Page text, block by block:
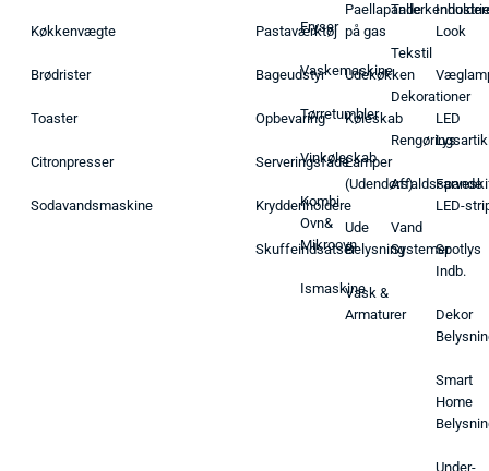
Køkkenvægte
Brødrister
Toaster
Citronpresser
Sodavandsmaskine
Pastaværktøj
Bageudstyr
Opbevaring
Serveringsfade
Krydderiholdere
Skuffeindsatser
Fryser
Vaskemaskine
Tørretumbler
Vinkøleskab
Kombi
Ovn&
Mikroovn
Ismaskine
Paellapande
på gas
Udekøkken
Køleskab
Lamper
(Udendørs)
Ude
Belysning
Vask &
Armaturer
Tekstil
Dekorationer
Affaldsspande
Vand
Systemer
Look
LED
Lys
LED-
Spotlys
Indb.
Dekor
Smart
Home
Under-